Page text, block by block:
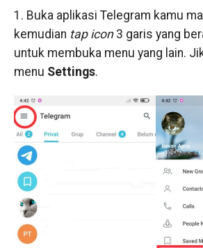
1. Buka aplikasi Telegram kamu
kemudian tap icon3 garis yang
untuk membuka menu yang lain.
menu Settings.